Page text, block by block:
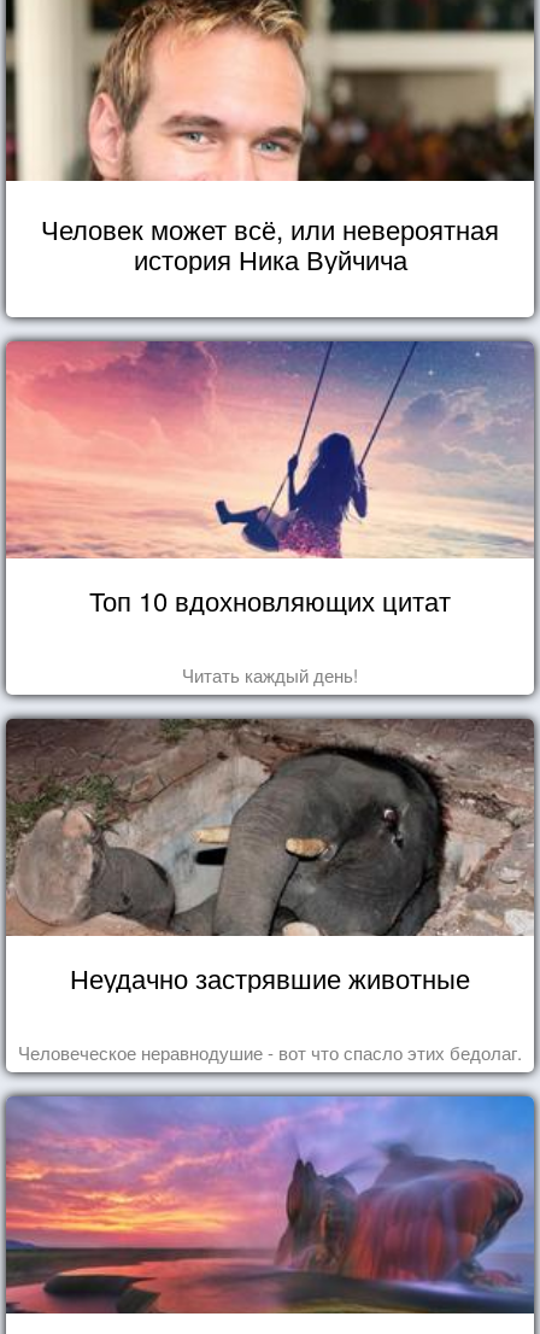
Человек может всё, или невероятная
история Ника Вуйчича
Топ 10 вдохновляющих цитат
Читать каждый день!
Неудачно застрявшие животные
Человеческое неравнодушие - вот что спасло этих бедолаг.